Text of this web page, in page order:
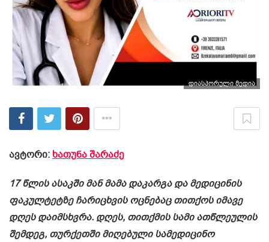
დიასპორული მედია
ავტორი: ხათუნა შარაძე
17 წლის ასაკში მან მამა დაკარგა და მედიცინის
ფაკულტეტზე ჩარიცხვის ოცნებაც თითქოს იმავე
დღეს დაიმსხვრა. დღეს, თითქმის სამი ათწლეულის
შემდეგ, თურქეთში მიღებული სამედიცინო